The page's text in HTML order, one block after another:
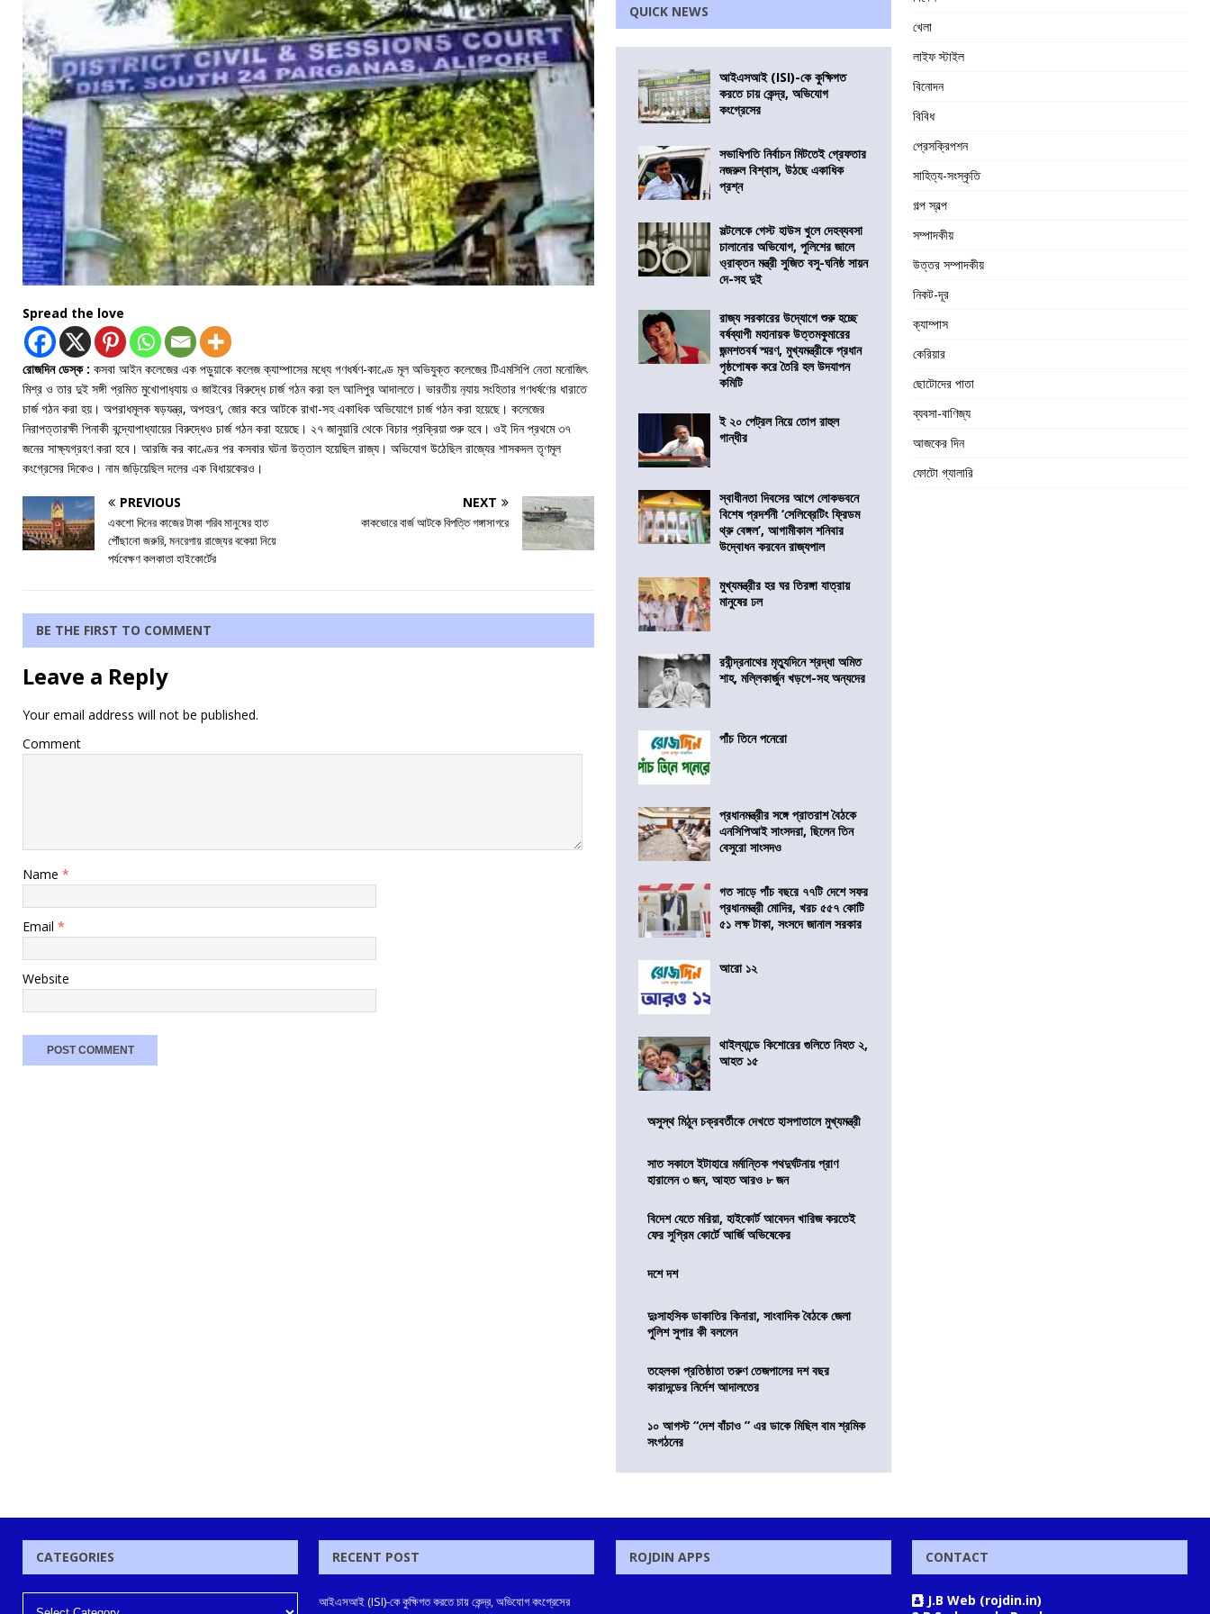
Spread the love
রোজদিন ডেস্ক : কসবা আইন কলেজের এক পড়ুয়াকে কলেজ ক্যাম্পাসের মধ্যে গণধর্ষণ-কাণ্ডে মূল অভিযুক্ত কলেজের টিএমসিপি নেতা মনোজিৎ
মিশ্র ও তার দুই সঙ্গী প্রমিত মুখোপাধ‍্যায় ও জাইবের বিরুদ্ধে চার্জ গঠন করা হল আলিপুর আদালতে। ভারতীয় ন‍্যায় সংহিতার গণধর্ষণের ধারাতে
চার্জ গঠন করা হয়। অপরাধমূলক ষড়যন্ত্র, অপহরণ, জোর করে আটকে রাখা-সহ একাধিক অভিযোগে চার্জ গঠন করা হয়েছে। কলেজের
নিরাপত্তারক্ষী পিনাকী বন্দ্যোপাধ্যায়ের বিরুদ্ধেও চার্জ গঠন করা হয়েছে। ২৭ জানুয়ারি থেকে বিচার প্রক্রিয়া শুরু হবে। ওই দিন প্রথমে ৩৭
জনের সাক্ষ‍্যগ্রহণ করা হবে। আরজি কর কাণ্ডের পর কসবার ঘটনা উত্তাল হয়েছিল রাজ্য। অভিযোগ উঠেছিল রাজ্যের শাসকদল তৃণমূল
কংগ্রেসের দিকেও। নাম জড়িয়েছিল দলের এক বিধায়কেরও।
PREVIOUS
একশো দিনের কাজের টাকা গরিব মানুষের হাত
পৌঁছানো জরুরি, মনরেগায় রাজ্যের বকেয়া নিয়ে
পর্যবেক্ষণ কলকাতা হাইকোর্টের
NEXT
কাকভোরে বার্জ আটকে বিপত্তি গঙ্গাসাগরে
BE THE FIRST TO COMMENT
Leave a Reply
Your email address will not be published.
Comment
Name *
Email *
Website
QUICK NEWS
আইএসআই (ISI)-কে কুক্ষিগত
করতে চায় কেন্দ্র, অভিযোগ
কংগ্রেসের
সভাধিপতি নির্বাচন মিটতেই গ্রেফতার
নজরুল বিশ্বাস, উঠছে একাধিক
প্রশ্ন
সল্টলেকে গেস্ট হাউস খুলে দেহব্যবসা
চালানোর অভিযোগ, পুলিশের জালে
ও্রাক্তন মন্ত্রী সুজিত বসু-ঘনিষ্ঠ সায়ন
দে-সহ দুই
রাজ্য সরকারের উদ্যোগে শুরু হচ্ছে
বর্ষব্যাপী মহানায়ক উত্তমকুমারের
জন্মশতবর্ষ স্মরণ, মুখ্যমন্ত্রীকে প্রধান
পৃষ্ঠপোষক করে তৈরি হল উদযাপন
কমিটি
ই ২০ পেট্রল নিয়ে তোপ রাহুল
গান্ধীর
স্বাধীনতা দিবসের আগে লোকভবনে
বিশেষ প্রদর্শনী ‘সেলিব্রেটিং ফ্রিডম
থ্রু বেঙ্গল’, আগামীকাল শনিবার
উদ্বোধন করবেন রাজ্যপাল
মুখ্যমন্ত্রীর হর ঘর তিরঙ্গা যাত্রায়
মানুষের ঢল
রবীন্দ্রনাথের মৃত্যুদিনে শ্রদ্ধা অমিত
শাহ, মল্লিকার্জুন খড়গে-সহ অন্যদের
পাঁচ তিনে পনেরো
প্রধানমন্ত্রীর সঙ্গে প্রাতরাশ বৈঠকে
এনসিপিআই সাংসদরা, ছিলেন তিন
বেসুরো সাংসদও
গত সাড়ে পাঁচ বছরে ৭৭টি দেশে সফর
প্রধানমন্ত্রী মোদির, খরচ ৫৫৭ কোটি
৫১ লক্ষ টাকা, সংসদে জানাল সরকার
আরো ১২
থাইল্যান্ডে কিশোরের গুলিতে নিহত ২,
আহত ১৫
অসুস্থ মিঠুন চক্রবর্তীকে দেখতে হাসপাতালে মুখ্যমন্ত্রী
সাত সকালে ইটাহারে মর্মান্তিক পথদুর্ঘটনায় প্রাণ
হারালেন ৩ জন, আহত আরও ৮ জন
বিদেশ যেতে মরিয়া, হাইকোর্ট আবেদন খারিজ করতেই
ফের সুপ্রিম কোর্টে আর্জি অভিষেকের
দশে দশ
দুঃসাহসিক ডাকাতির কিনারা, সাংবাদিক বৈঠকে জেলা
পুলিশ সুপার কী বললেন
তহেলকা প্রতিষ্ঠাতা তরুণ তেজপালের দশ বছর
কারাদন্ডের নির্দেশ আদালতের
১০ আগস্ট “দেশ বাঁচাও ” এর ডাকে মিছিল বাম শ্রমিক
সংগঠনের
খেলা
লাইফ স্টাইল
বিনোদন
বিবিধ
প্রেসক্রিপশন
সাহিত্য-সংস্কৃতি
গল্প স্বল্প
সম্পাদকীয়
উত্তর সম্পাদকীয়
নিকট-দূর
ক্যাম্পাস
কেরিয়ার
ছোটোদের পাতা
ব্যবসা-বাণিজ্য
আজকের দিন
ফোটো গ্যালারি
CATEGORIES RECENT POST
আইএসআই (ISI)-কে কুক্ষিগত করতে চায় কেন্দ্র, অভিযোগ কংগ্রেসের
ROJDIN APPS CONTACT
J.B Web (rojdin.in)